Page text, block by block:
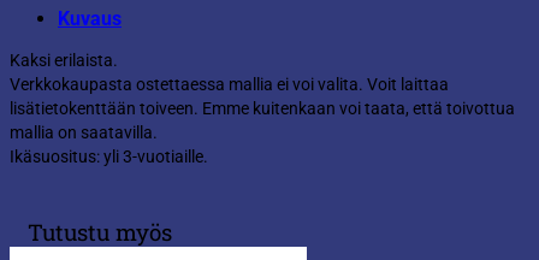
Kuvaus
Kaksi erilaista.
Verkkokaupasta ostettaessa mallia ei voi valita. Voit laittaa
lisätietokenttään toiveen. Emme kuitenkaan voi taata, että toivottua
mallia on saatavilla.
Ikäsuositus: yli 3-vuotiaille.
Tutustu myös